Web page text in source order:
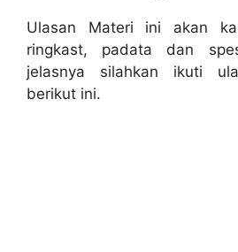
Ulasan Materi ini akan
ringkast, padata dan
jelasnya silahkan ikuti
berikut ini.